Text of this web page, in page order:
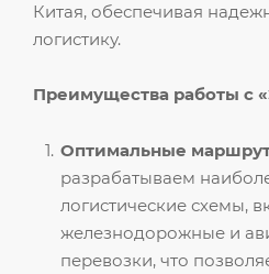
Китая, обеспечивая
логистику.
Преимущества работы с
Оптимальные
разрабатываем
логистические схемы,
железнодорожные и
перевозки, что